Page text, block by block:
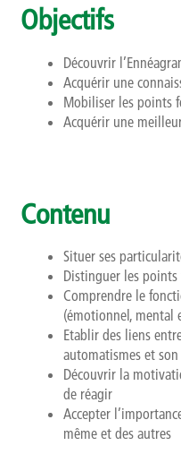
Newsletter
Objectifs
Découvrir
Acquérir une
Mobiliser les points
Acquérir une
Contenu
Situer ses
Distinguer les
Comprendre le
(émotionnel, mental
Etablir des liens
automatismes et
Découvrir la
de réagir
Accepter
même et des autres